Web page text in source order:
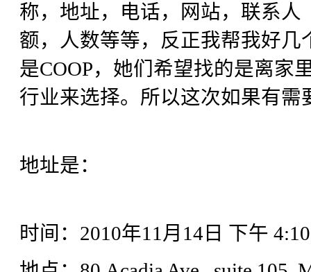
称，地址，电话，网站，联系
额，人数等等，反正我帮我好
是COOP，她们希望找的是离家
行业来选择。所以这次如果有
地址是：
时间：2010年11月14日 下午